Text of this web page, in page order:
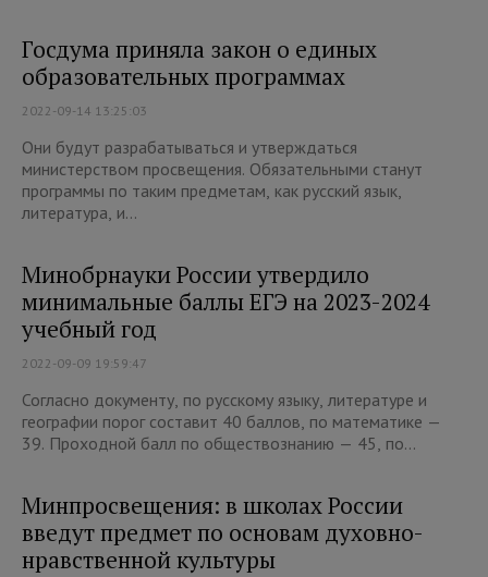
Госдума приняла закон о единых
образовательных программах
2022-09-14 13:25:03
Они будут разрабатываться и утверждаться
министерством просвещения. Обязательными станут
программы по таким предметам, как русский язык,
литература, и...
Минобрнауки России утвердило
минимальные баллы ЕГЭ на 2023-2024
учебный год
2022-09-09 19:59:47
Согласно документу, по русскому языку, литературе и
географии порог составит 40 баллов, по математике —
39. Проходной балл по обществознанию — 45, по...
Минпросвещения: в школах России
введут предмет по основам духовно-
нравственной культуры